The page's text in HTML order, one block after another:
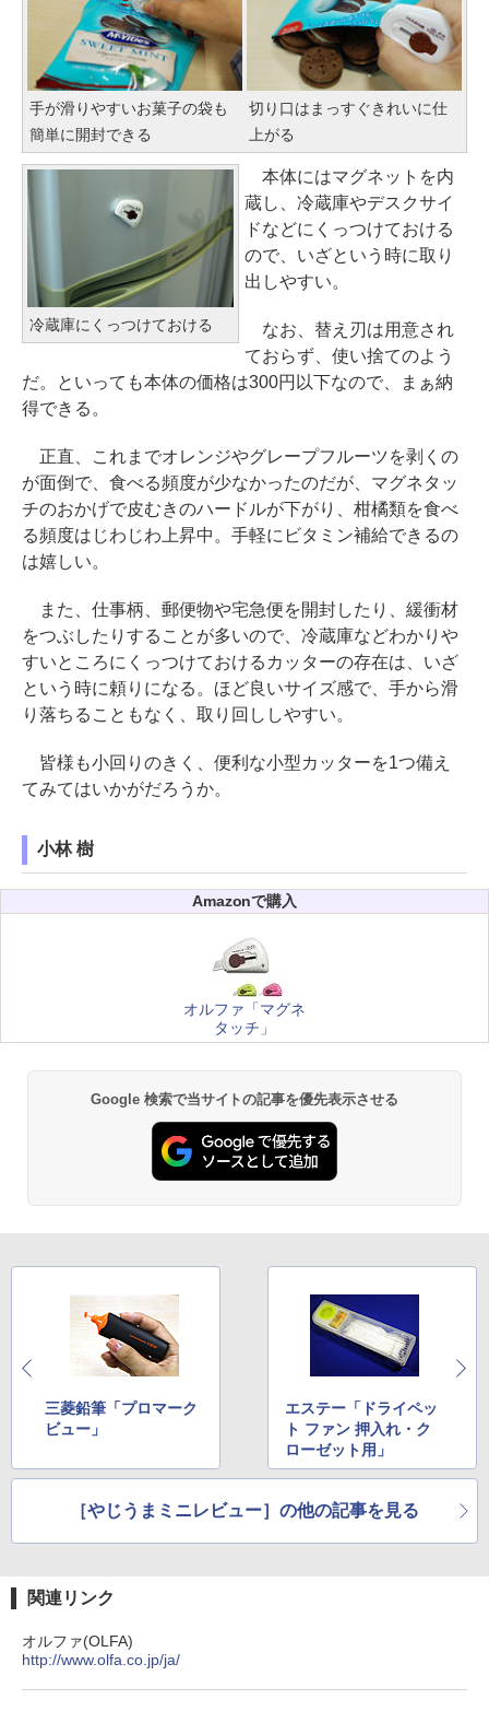
手が滑りやすいお菓子の袋も
簡単に開封できる
切り口はまっすぐきれいに仕
上がる
冷蔵庫にくっつけておける
本体にはマグネットを内
蔵し、冷蔵庫やデスクサイ
ドなどにくっつけておける
ので、いざという時に取り
出しやすい。
なお、替え刃は用意され
ておらず、使い捨てのよう
だ。といっても本体の価格は300円以下なので、まぁ納
得できる。
正直、これまでオレンジやグレープフルーツを剥くの
が面倒で、食べる頻度が少なかったのだが、マグネタッ
チのおかげで皮むきのハードルが下がり、柑橘類を食べ
る頻度はじわじわ上昇中。手軽にビタミン補給できるの
は嬉しい。
また、仕事柄、郵便物や宅急便を開封したり、緩衝材
をつぶしたりすることが多いので、冷蔵庫などわかりや
すいところにくっつけておけるカッターの存在は、いざ
という時に頼りになる。ほど良いサイズ感で、手から滑
り落ちることもなく、取り回ししやすい。
皆様も小回りのきく、便利な小型カッターを1つ備え
てみてはいかがだろうか。
小林 樹
Amazonで購入
オルファ「マグネ
タッチ」
Google 検索で当サイトの記事を優先表示させる
三菱鉛筆「プロマーク
ビュー」
エステー「ドライペッ
ト ファン 押入れ・ク
ローゼット用」
［やじうまミニレビュー］の他の記事を見る
関連リンク
オルファ(OLFA)
http://www.olfa.co.jp/ja/